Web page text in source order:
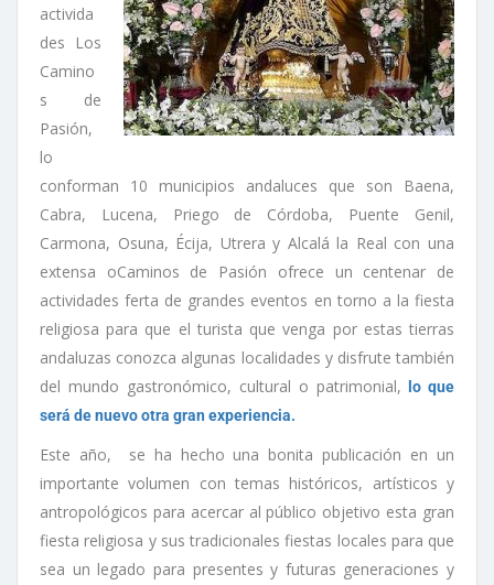
activida
des Los
Camino
s de
Pasión,
lo
conforman 10 municipios andaluces que son Baena,
Cabra, Lucena, Priego de Córdoba, Puente Genil,
Carmona, Osuna, Écija, Utrera y Alcalá la Real con una
extensa oCaminos de Pasión ofrece un centenar de
actividades ferta de grandes eventos en torno a la fiesta
religiosa para que el turista que venga por estas tierras
andaluzas conozca algunas localidades y disfrute también
del mundo gastronómico, cultural o patrimonial, lo que
será de nuevo otra gran experiencia.
Este año, se ha hecho una bonita publicación en un
importante volumen con temas históricos, artísticos y
antropológicos para acercar al público objetivo esta gran
fiesta religiosa y sus tradicionales fiestas locales para que
sea un legado para presentes y futuras generaciones y